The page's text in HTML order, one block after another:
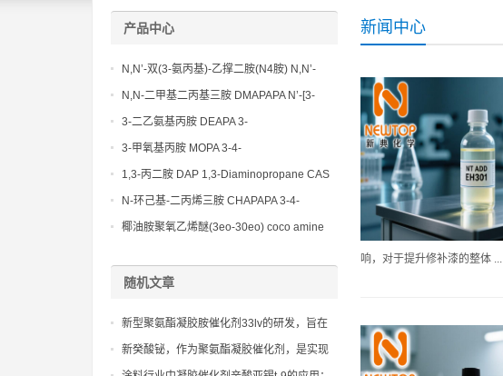
新闻中心
响，对于提升修补漆的整体 ...
产品中心
N,N’-双(3-氨丙基)-乙撑二胺(N4胺) N,N’-
Bis(3-aminopropyl)-ethylenediamine CAS
No10563-26-5
N,N-二甲基二丙基三胺 DMAPAPA N’-[3-
(dimethylamino)propyllpropane-1,3-
diamine CAS No10563-29-8
3-二乙氨基丙胺 DEAPA 3-
(Diethylamino)propylamine CAS No 104-
3-甲氧基丙胺 MOPA 3-4-
Methoxypropylamine CAS No 5332-73-0
1,3-丙二胺 DAP 1,3-Diaminopropane CAS
No 109-76-2
N-环己基-二丙烯三胺 CHAPAPA 3-4-
Methoxypropylamine CAS No:5332-73-0
椰油胺聚氧乙烯醚(3eo-30eo) coco amine
随机文章
新型聚氨酯凝胶胺催化剂33lv的研发，旨在
提供更强的凝胶催化活性和更低的用量。
新癸酸铋，作为聚氨酯凝胶催化剂，是实现
无毒、绿色生产的关键选择